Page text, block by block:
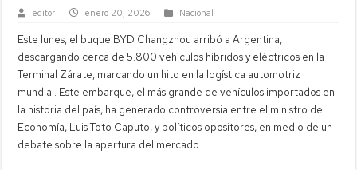
editor enero 20, 2026 Nacional
Este lunes, el buque BYD Changzhou arribó a Argentina,
descargando cerca de 5.800 vehículos híbridos y eléctricos en la
Terminal Zárate, marcando un hito en la logística automotriz
mundial. Este embarque, el más grande de vehículos importados en
la historia del país, ha generado controversia entre el ministro de
Economía, Luis Toto Caputo, y políticos opositores, en medio de un
debate sobre la apertura del mercado.